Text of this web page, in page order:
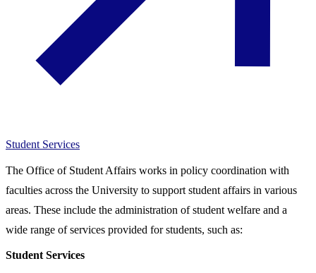
Student Services
The Office of Student Affairs works in policy coordination with
faculties across the University to support student affairs in various
areas. These include the administration of student welfare and a
wide range of services provided for students, such as:
Student Services